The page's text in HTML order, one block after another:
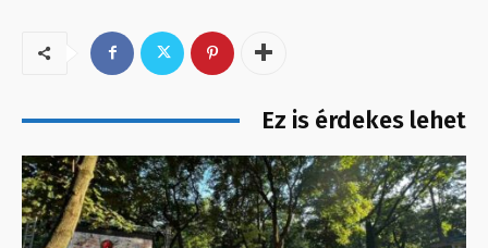
Ez is érdekes lehet